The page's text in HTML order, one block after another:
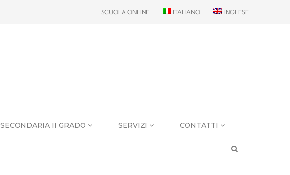
SCUOLA ONLINE ITALIANO INGLESE
SECONDARIA II GRADO SERVIZI CONTATTI